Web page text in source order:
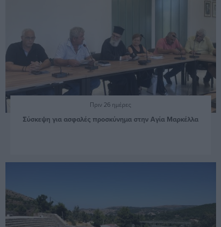
Πριν 26 ημέρες
Σύσκεψη για ασφαλές προσκύνημα στην Αγία Μαρκέλλα